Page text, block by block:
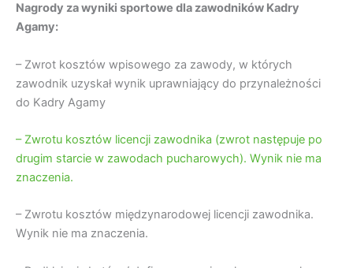
Nagrody za wyniki sportowe dla zawodników Kadry
Agamy:
– Zwrot kosztów wpisowego za zawody, w których
zawodnik uzyskał wynik uprawniający do przynależności
do Kadry Agamy
– Zwrotu kosztów licencji zawodnika (zwrot następuje po
drugim starcie w zawodach pucharowych). Wynik nie ma
znaczenia.
– Zwrotu kosztów międzynarodowej licencji zawodnika.
Wynik nie ma znaczenia.